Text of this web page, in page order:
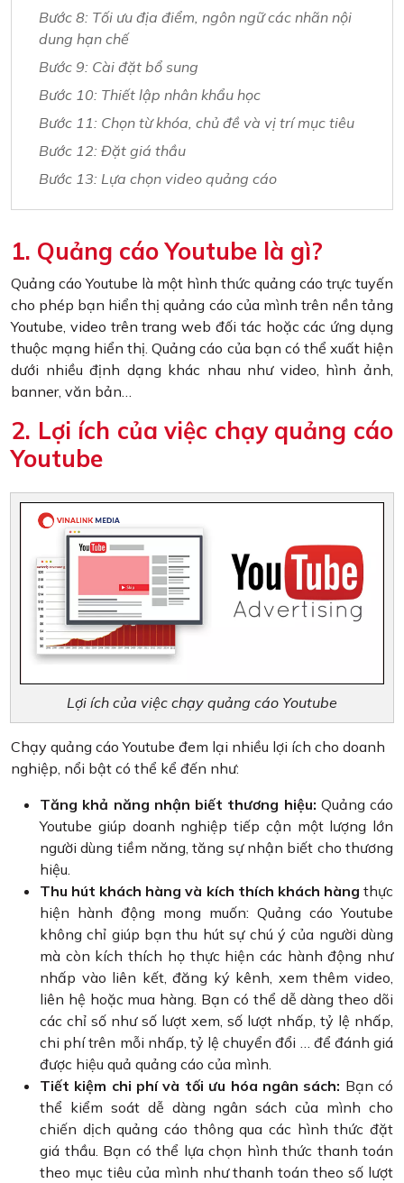
Bước 8: Tối ưu địa điểm, ngôn ngữ các nhãn nội
dung hạn chế
Bước 9: Cài đặt bổ sung
Bước 10: Thiết lập nhân khẩu học
Bước 11: Chọn từ khóa, chủ đề và vị trí mục tiêu
Bước 12: Đặt giá thầu
Bước 13: Lựa chọn video quảng cáo
1. Quảng cáo Youtube là gì?
Quảng cáo Youtube là một hình thức quảng cáo trực tuyến
cho phép bạn hiển thị quảng cáo của mình trên nền tảng
Youtube, video trên trang web đối tác hoặc các ứng dụng
thuộc mạng hiển thị. Quảng cáo của bạn có thể xuất hiện
dưới nhiều định dạng khác nhau như video, hình ảnh,
banner, văn bản…
2. Lợi ích của việc chạy quảng cáo
Youtube
Lợi ích của việc chạy quảng cáo Youtube
Chạy quảng cáo Youtube đem lại nhiều lợi ích cho doanh
nghiệp, nổi bật có thể kể đến như:
Tăng khả năng nhận biết thương hiệu: Quảng cáo
Youtube giúp doanh nghiệp tiếp cận một lượng lớn
người dùng tiềm năng, tăng sự nhận biết cho thương
hiệu.
Thu hút khách hàng và kích thích khách hàng thực
hiện hành động mong muốn: Quảng cáo Youtube
không chỉ giúp bạn thu hút sự chú ý của người dùng
mà còn kích thích họ thực hiện các hành động như
nhấp vào liên kết, đăng ký kênh, xem thêm video,
liên hệ hoặc mua hàng. Bạn có thể dễ dàng theo dõi
các chỉ số như số lượt xem, số lượt nhấp, tỷ lệ nhấp,
chi phí trên mỗi nhấp, tỷ lệ chuyển đổi … để đánh giá
được hiệu quả quảng cáo của mình.
Tiết kiệm chi phí và tối ưu hóa ngân sách: Bạn có
thể kiểm soát dễ dàng ngân sách của mình cho
chiến dịch quảng cáo thông qua các hình thức đặt
giá thầu. Bạn có thể lựa chọn hình thức thanh toán
theo mục tiêu của mình như thanh toán theo số lượt